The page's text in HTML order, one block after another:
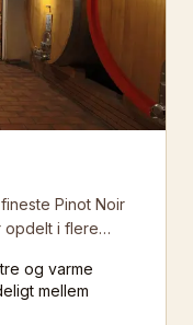
Pinot Noir
opdelt i flere
og varme
mellem